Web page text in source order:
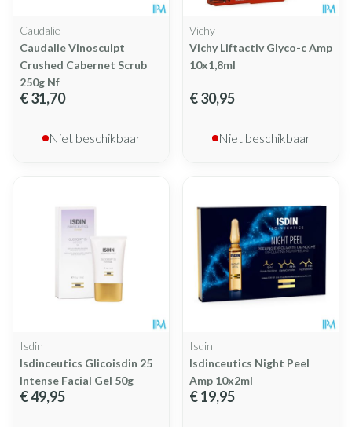
Caudalie
Caudalie Vinosculpt
Crushed Cabernet Scrub
250g Nf
€ 31,70
Niet beschikbaar
Vichy
Vichy Liftactiv Glyco-c Amp
10x1,8ml
€ 30,95
Niet beschikbaar
Isdin
Isdinceutics Glicoisdin 25
Intense Facial Gel 50g
€ 49,95
Isdin
Isdinceutics Night Peel
Amp 10x2ml
€ 19,95